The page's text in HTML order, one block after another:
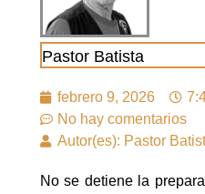
Pastor Batista
febrero 9, 2026
No hay comentarios
Autor(es): Pastor
No se detiene la